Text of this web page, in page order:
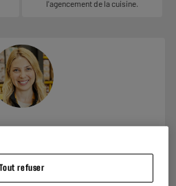
l'agencement de la cuisine.
faire avec votre réfrigérateur ? La
pour mieux gérer vos
aider à adopter les bons gestes
Tout refuser